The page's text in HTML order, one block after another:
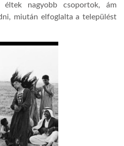
nagyobb csoportok, ám
miután elfoglalta a települést